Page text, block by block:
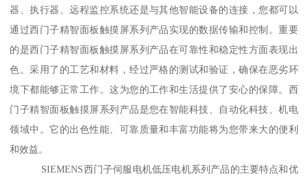
器、执行器、远程监控系统还是与其他智能设备的连接，您都可以
通过西门子精智面板触摸屏系列产品实现的数据传输和控制。重要
的是西门子精智面板触摸屏系列产品在可靠性和稳定性方面表现出
色。采用了的工艺和材料，经过严格的测试和验证，确保在恶劣环
境下都能够正常工作。这为您的工作和生活提供了安心的保障。西
门子精智面板触摸屏系列产品是您在智能科技、自动化科技、机电
领域中。它的出色性能、可靠质量和丰富功能将为您带来大的便利
和效益。
SIEMENS西门子伺服电机低压电机系列产品的主要特点和优